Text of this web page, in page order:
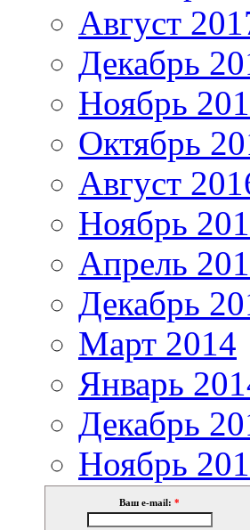
Август
Декабрь
Ноябрь
Октябрь
Август
Ноябрь
Апрель
Декабрь
Март 2014
Январь
Декабрь
Ноябрь
Ваш e-mail: *